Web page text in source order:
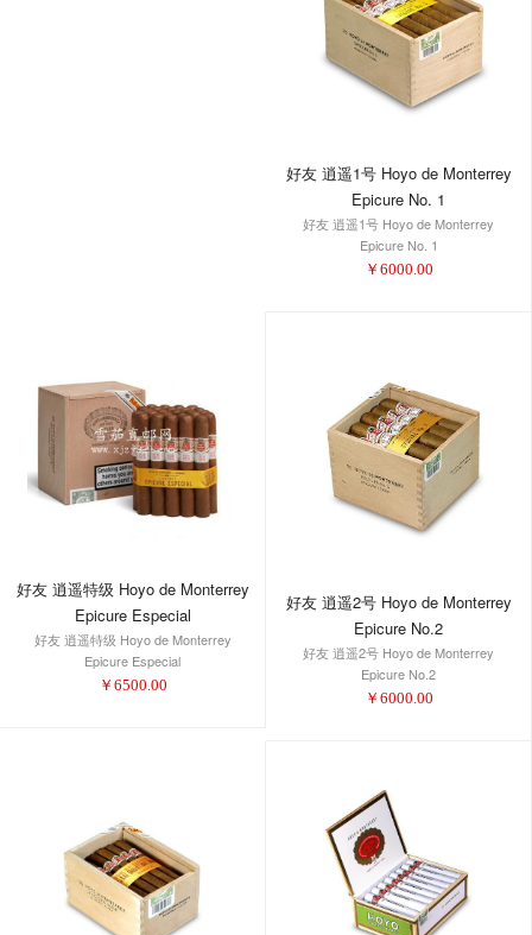
好友 逍遥1号 Hoyo de Monterrey
Epicure No. 1
好友 逍遥1号 Hoyo de Monterrey
Epicure No. 1
￥ 6000.00
好友 逍遥特级 Hoyo de Monterrey
Epicure Especial
好友 逍遥特级 Hoyo de Monterrey
Epicure Especial
￥ 6500.00
好友 逍遥2号 Hoyo de Monterrey
Epicure No.2
好友 逍遥2号 Hoyo de Monterrey
Epicure No.2
￥ 6000.00